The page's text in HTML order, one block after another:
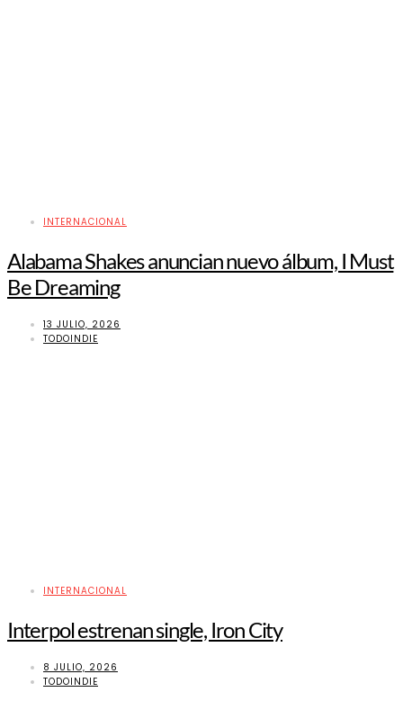
INTERNACIONAL
Alabama Shakes anuncian nuevo álbum, I Must
Be Dreaming
13 JULIO, 2026
TODOINDIE
INTERNACIONAL
Interpol estrenan single, Iron City
8 JULIO, 2026
TODOINDIE